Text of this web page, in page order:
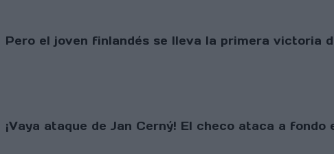
Pero el joven finlandés se lleva la primera victoria
¡Vaya ataque de Jan Cerný! El checo ataca a